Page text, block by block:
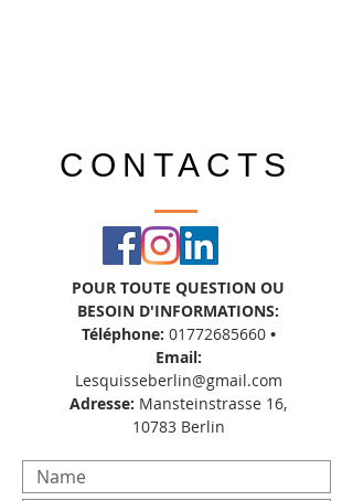
CONTACTS
POUR TOUTE QUESTION OU
BESOIN D'INFORMATIONS:
Téléphone: 01772685660 •
Email:
Lesquisseberlin@gmail.com
Adresse: Mansteinstrasse 16,
10783 Berlin